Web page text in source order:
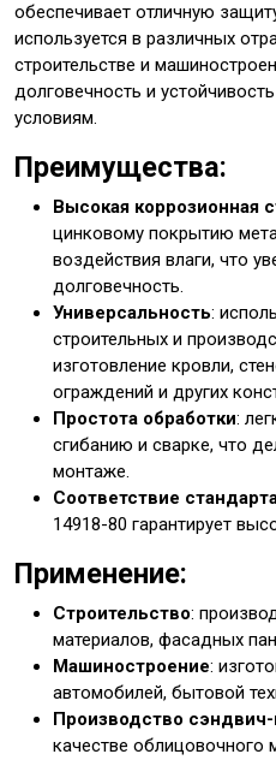
обеспечивает отличную
используется в различных
строительстве и
долговечность и
условиям.
Преимущества:
Высокая коррозионная
цинковому покрытию
воздействия влаги, что
долговечность.
Универсальность:
строительных и
изготовление кровли,
ограждений и других
Простота обработки:
сгибанию и сварке, что
монтаже.
Соответствие
14918-80 гарантирует
Применение:
Строительство:
материалов, фасадных
Машиностроение:
автомобилей, бытовой
Производство
качестве облицовочного